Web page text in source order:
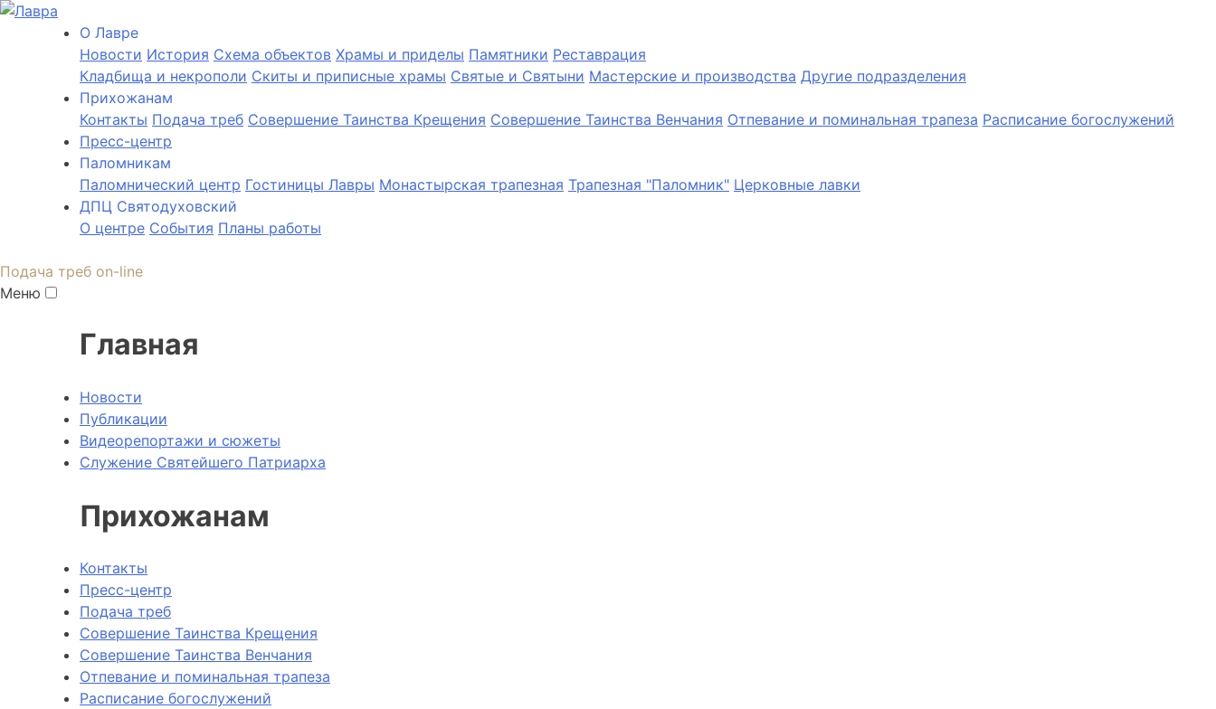
О Лаврe
Новости История Cхема объектов Храмы и приделы Памятники Реставрация
Кладбища и некрополи Скиты и приписные храмы Святые и Святыни Мастерские и производства Другие подразделения
Прихожанам
Контакты Подача треб Совершение Таинства Крещения Совершение Таинства Венчания Отпевание и поминальная трапеза Расписание богослужений
Пресс-центр
Паломникам
Паломнический центр Гостиницы Лавры Монастырская трапезная Трапезная "Паломник" Церковные лавки
ДПЦ Святодуховский
О центре События Планы работы
Подача треб on-line
Меню
Главная
Новости
Публикации
Видеорепортажи и сюжеты
Служение Святейшего Патриарха
Прихожанам
Контакты
Пресс-центр
Подача треб
Совершение Таинства Крещения
Совершение Таинства Венчания
Отпевание и поминальная трапеза
Расписание богослужений